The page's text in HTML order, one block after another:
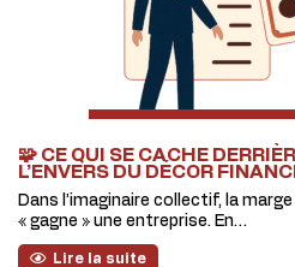
🧩 CE QUI SE CACHE
L’ENVERS DU DÉCOR
Dans l’imaginaire collectif, la
« gagne » une entreprise. En…
Lire la suite